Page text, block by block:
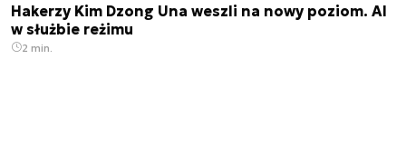
Hakerzy Kim Dzong Una weszli na nowy poziom. AI
w służbie reżimu
2 min.